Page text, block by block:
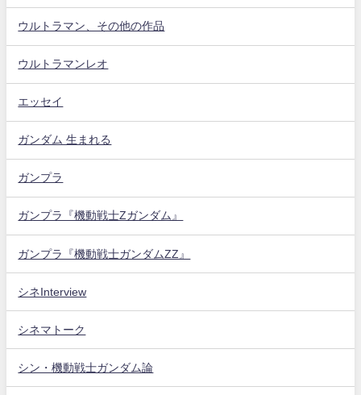
ウルトラマン、その他の作品
ウルトラマンレオ
エッセイ
ガンダム 生まれる
ガンプラ
ガンプラ『機動戦士Zガンダム』
ガンプラ『機動戦士ガンダムZZ』
シネInterview
シネマトーク
シン・機動戦士ガンダム論